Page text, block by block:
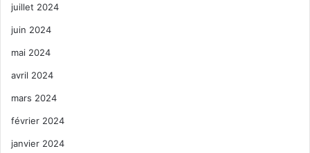
juillet 2024
juin 2024
mai 2024
avril 2024
mars 2024
février 2024
janvier 2024